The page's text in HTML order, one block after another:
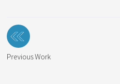
投
稿
ナ
ビ
Previous Work